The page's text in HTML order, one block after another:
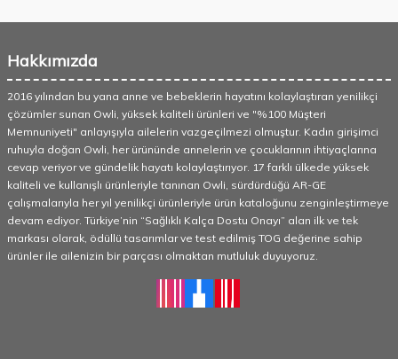
Hakkımızda
2016 yılından bu yana anne ve bebeklerin hayatını kolaylaştıran yenilikçi
çözümler sunan Owli, yüksek kaliteli ürünleri ve "%100 Müşteri
Memnuniyeti" anlayışıyla ailelerin vazgeçilmezi olmuştur. Kadın girişimci
ruhuyla doğan Owli, her ürününde annelerin ve çocuklarının ihtiyaçlarına
cevap veriyor ve gündelik hayatı kolaylaştırıyor. 17 farklı ülkede yüksek
kaliteli ve kullanışlı ürünleriyle tanınan Owli, sürdürdüğü AR-GE
çalışmalarıyla her yıl yenilikçi ürünleriyle ürün kataloğunu zenginleştirmeye
devam ediyor. Türkiye’nin “Sağlıklı Kalça Dostu Onayı” alan ilk ve tek
markası olarak, ödüllü tasarımlar ve test edilmiş TOG değerine sahip
ürünler ile ailenizin bir parçası olmaktan mutluluk duyuyoruz.